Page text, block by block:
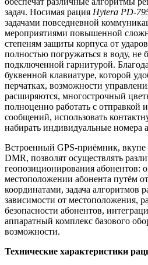
задач. Носимая рация Hytera PD-
задачами повседневной
мероприятиями повышенной
степеням защиты корпуса от
полностью погружаться в воду, не
подключенной гарнитурой.
буквенной клавиатуре, которой
перчатках, возможности
расширяются, многострочный
полноценно работать с отправкой
сообщений, использовать
набирать индивидуальные номера
Встроенный GPS-приёмник,
DMR, позволят осуществлять
геопозиционирования абонентов:
местоположении абонента путём
координатами, задача алгоритмов
зависимости от местоположения,
безопасности абонентов,
аппаратный комплекс базового
возможности.
Технические характеристики